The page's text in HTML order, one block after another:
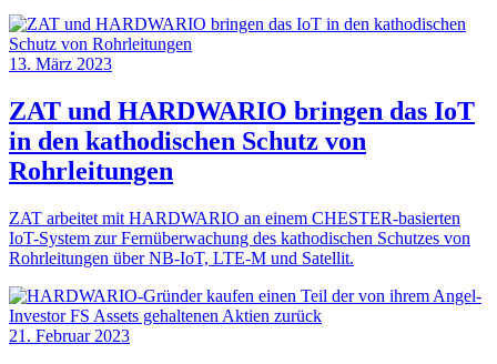
13. März 2023
ZAT und HARDWARIO bringen das IoT
in den kathodischen Schutz von
Rohrleitungen
ZAT arbeitet mit HARDWARIO an einem CHESTER-basierten
IoT-System zur Fernüberwachung des kathodischen Schutzes von
Rohrleitungen über NB-IoT, LTE-M und Satellit.
21. Februar 2023